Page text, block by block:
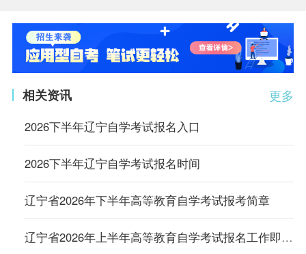
更多
相关资讯
2026下半年辽宁自学考试报名入口
2026下半年辽宁自学考试报名时间
辽宁省2026年下半年高等教育自学考试报考简章
辽宁省2026年上半年高等教育自学考试报名工作即将开始